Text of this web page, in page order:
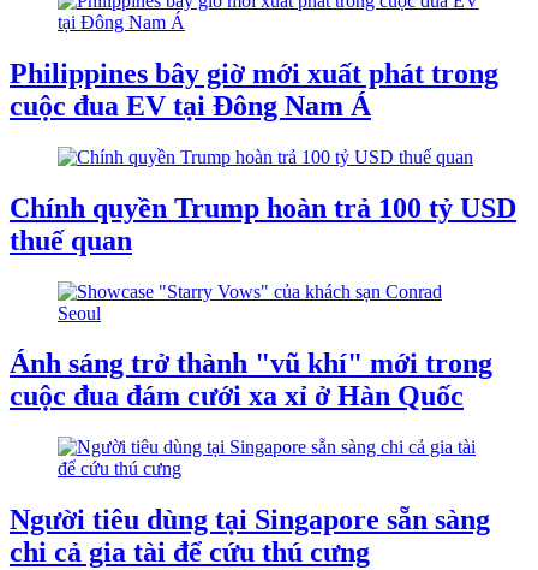
Philippines bây giờ mới xuất phát trong
cuộc đua EV tại Đông Nam Á
Chính quyền Trump hoàn trả 100 tỷ USD
thuế quan
Ánh sáng trở thành "vũ khí" mới trong
cuộc đua đám cưới xa xỉ ở Hàn Quốc
Người tiêu dùng tại Singapore sẵn sàng
chi cả gia tài để cứu thú cưng